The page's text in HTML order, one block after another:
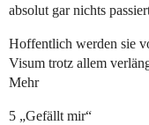
absolut gar nichts
Hoffentlich werden sie
Visum trotz allem
Mehr
5 „Gefällt mir“